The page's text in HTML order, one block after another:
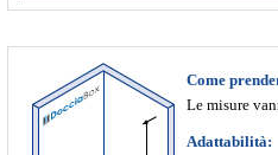
Come
Le misure
Adattabilità: